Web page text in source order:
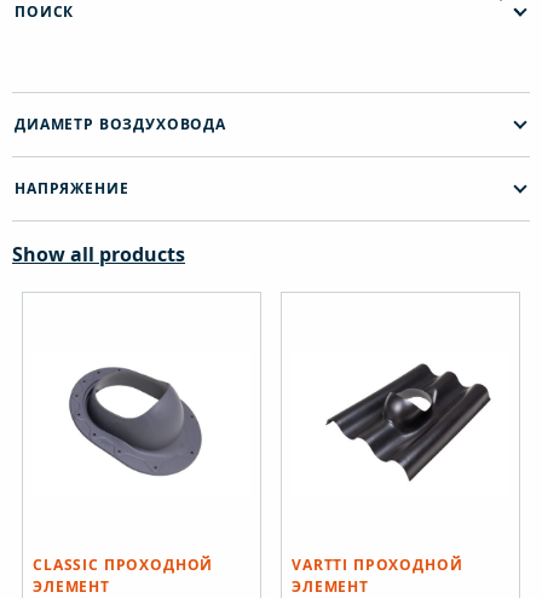
НАЙТИ ДИЛЕРА
ПОИСК
ДИАМЕТР ВОЗДУХОВОДА
НАПРЯЖЕНИЕ
Show all products
CLASSIC ПРОХОДНОЙ
ЭЛЕМЕНТ
VARTTI ПРОХОДНОЙ
ЭЛЕМЕНТ